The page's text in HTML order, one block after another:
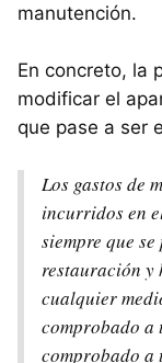
manutención.
En concreto, la
modificar el
que pase a ser
Los gastos de
incurridos en
siempre que
restauración y
cualquier
comprobado a
comprobado a